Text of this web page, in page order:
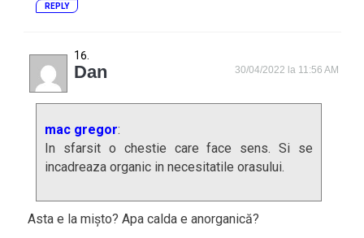
REPLY
Dan 30/04/2022 la 11:56 AM
mac gregor:
In sfarsit o chestie care face sens. Si se
incadreaza organic in necesitatile orasului.
Asta e la mișto? Apa calda e anorganică?